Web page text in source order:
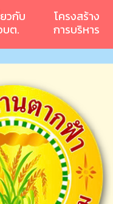
วกับ
บต.
โครงสร้าง
การบริหาร